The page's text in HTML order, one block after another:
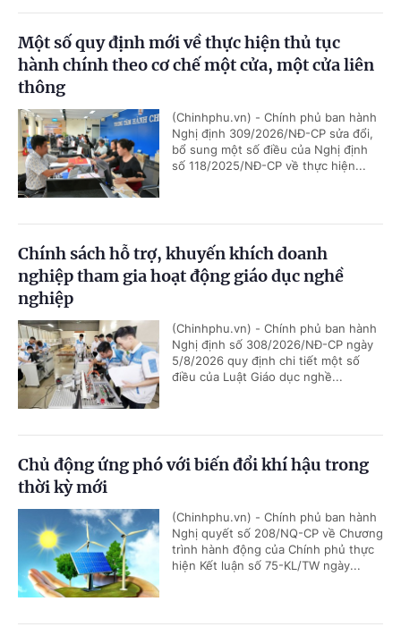
Một số quy định mới về thực hiện thủ tục
hành chính theo cơ chế một cửa, một cửa liên
thông
(Chinhphu.vn) - Chính phủ ban hành
Nghị định 309/2026/NĐ-CP sửa đổi,
bổ sung một số điều của Nghị định
số 118/2025/NĐ-CP về thực hiện...
Chính sách hỗ trợ, khuyến khích doanh
nghiệp tham gia hoạt động giáo dục nghề
nghiệp
(Chinhphu.vn) - Chính phủ ban hành
Nghị định số 308/2026/NĐ-CP ngày
5/8/2026 quy định chi tiết một số
điều của Luật Giáo dục nghề...
Chủ động ứng phó với biến đổi khí hậu trong
thời kỳ mới
(Chinhphu.vn) - Chính phủ ban hành
Nghị quyết số 208/NQ-CP về Chương
trình hành động của Chính phủ thực
hiện Kết luận số 75-KL/TW ngày...